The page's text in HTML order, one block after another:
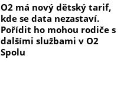
O2 má nový dětský tarif,
kde se data nezastaví.
Pořídit ho mohou rodiče s
dalšími službami v O2
Spolu